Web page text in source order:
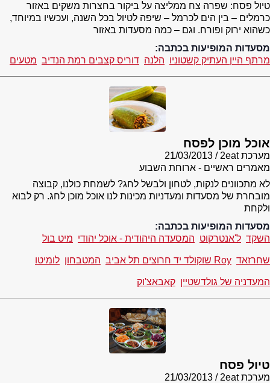
טיול פסח: שפרה צח ממליצה על ביקור בחצרות משקים באזור
כרמלים – בין הים לכרמל – שיפה לטיול בכל השנה, ועכשיו במיוחד,
כשהוא ירוק ופורח. וגם – כמה מסעדות באזור
מסעדות המופיעות בכתבה:
מרתף היין העתיק קשטוניו הלנה דוריס קצבים רמת הנדיב מטעים
אוכל מוכן לפסח
מערכת 2eat
21/03/2013
מאמרים ראשיים - ארוחת השבוע
לא מתכוונים לנקות, לטחון ולבשל לחג? לשמחת כולנו, קבוצה
מובחרת של מסעדות ומעדניות מכינות לנו אוכל מוכן לחג. רק לבוא
ולקחת
מסעדות המופיעות בכתבה:
השקד ל'אנטרקוט המסעדה היהודית - אוכל יהודי מיט בול
שחרזאד Roy שוקולד יד חרוצים תל אביב המטבחון לומיטו
המעדניה של גולדשטיין קאבאצ'וק
טיול פסח
מערכת 2eat
21/03/2013